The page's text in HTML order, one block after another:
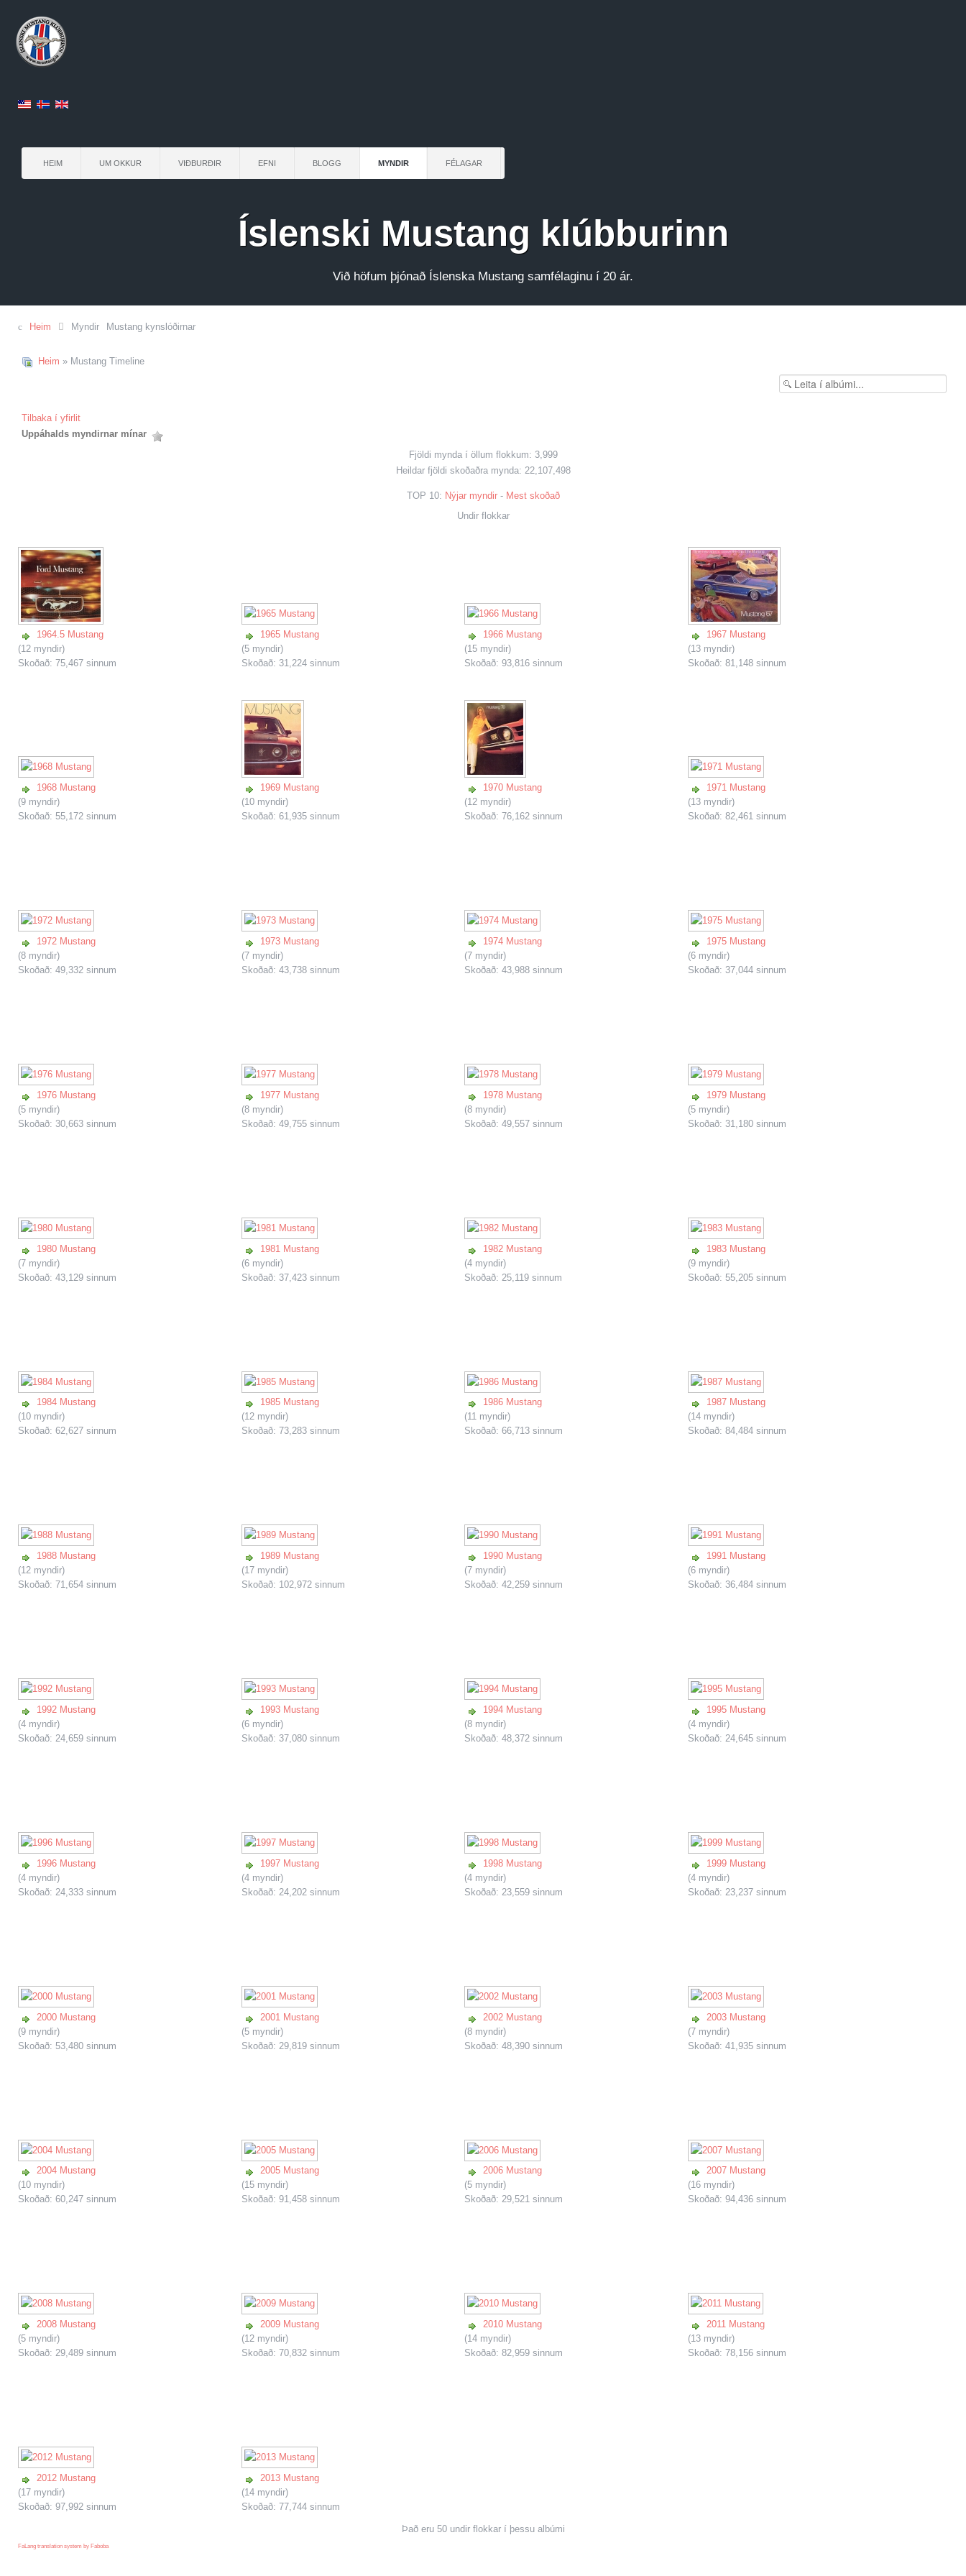
HEIM UM OKKUR VIÐBURÐIR EFNI BLOGG MYNDIR FÉLAGAR
Íslenski Mustang klúbburinn
Við höfum þjónað Íslenska Mustang samfélaginu í 20 ár.
Heim Myndir Mustang kynslóðirnar
Heim » Mustang Timeline
Tilbaka í yfirlit
Uppáhalds myndirnar mínar
Fjöldi mynda í öllum flokkum: 3,999
Heildar fjöldi skoðaðra mynda: 22,107,498
TOP 10: Nýjar myndir- Mest skoðað
Undir flokkar
1964.5 Mustang
(12 myndir)
Skoðað: 75,467 sinnum
1965 Mustang
(5 myndir)
Skoðað: 31,224 sinnum
1966 Mustang
(15 myndir)
Skoðað: 93,816 sinnum
1967 Mustang
(13 myndir)
Skoðað: 81,148 sinnum
1968 Mustang
(9 myndir)
Skoðað: 55,172 sinnum
1969 Mustang
(10 myndir)
Skoðað: 61,935 sinnum
1970 Mustang
(12 myndir)
Skoðað: 76,162 sinnum
1971 Mustang
(13 myndir)
Skoðað: 82,461 sinnum
1972 Mustang
(8 myndir)
Skoðað: 49,332 sinnum
1973 Mustang
(7 myndir)
Skoðað: 43,738 sinnum
1974 Mustang
(7 myndir)
Skoðað: 43,988 sinnum
1975 Mustang
(6 myndir)
Skoðað: 37,044 sinnum
1976 Mustang
(5 myndir)
Skoðað: 30,663 sinnum
1977 Mustang
(8 myndir)
Skoðað: 49,755 sinnum
1978 Mustang
(8 myndir)
Skoðað: 49,557 sinnum
1979 Mustang
(5 myndir)
Skoðað: 31,180 sinnum
1980 Mustang
(7 myndir)
Skoðað: 43,129 sinnum
1981 Mustang
(6 myndir)
Skoðað: 37,423 sinnum
1982 Mustang
(4 myndir)
Skoðað: 25,119 sinnum
1983 Mustang
(9 myndir)
Skoðað: 55,205 sinnum
1984 Mustang
(10 myndir)
Skoðað: 62,627 sinnum
1985 Mustang
(12 myndir)
Skoðað: 73,283 sinnum
1986 Mustang
(11 myndir)
Skoðað: 66,713 sinnum
1987 Mustang
(14 myndir)
Skoðað: 84,484 sinnum
1988 Mustang
(12 myndir)
Skoðað: 71,654 sinnum
1989 Mustang
(17 myndir)
Skoðað: 102,972 sinnum
1990 Mustang
(7 myndir)
Skoðað: 42,259 sinnum
1991 Mustang
(6 myndir)
Skoðað: 36,484 sinnum
1992 Mustang
(4 myndir)
Skoðað: 24,659 sinnum
1993 Mustang
(6 myndir)
Skoðað: 37,080 sinnum
1994 Mustang
(8 myndir)
Skoðað: 48,372 sinnum
1995 Mustang
(4 myndir)
Skoðað: 24,645 sinnum
1996 Mustang
(4 myndir)
Skoðað: 24,333 sinnum
1997 Mustang
(4 myndir)
Skoðað: 24,202 sinnum
1998 Mustang
(4 myndir)
Skoðað: 23,559 sinnum
1999 Mustang
(4 myndir)
Skoðað: 23,237 sinnum
2000 Mustang
(9 myndir)
Skoðað: 53,480 sinnum
2001 Mustang
(5 myndir)
Skoðað: 29,819 sinnum
2002 Mustang
(8 myndir)
Skoðað: 48,390 sinnum
2003 Mustang
(7 myndir)
Skoðað: 41,935 sinnum
2004 Mustang
(10 myndir)
Skoðað: 60,247 sinnum
2005 Mustang
(15 myndir)
Skoðað: 91,458 sinnum
2006 Mustang
(5 myndir)
Skoðað: 29,521 sinnum
2007 Mustang
(16 myndir)
Skoðað: 94,436 sinnum
2008 Mustang
(5 myndir)
Skoðað: 29,489 sinnum
2009 Mustang
(12 myndir)
Skoðað: 70,832 sinnum
2010 Mustang
(14 myndir)
Skoðað: 82,959 sinnum
2011 Mustang
(13 myndir)
Skoðað: 78,156 sinnum
2012 Mustang
(17 myndir)
Skoðað: 97,992 sinnum
2013 Mustang
(14 myndir)
Skoðað: 77,744 sinnum
Það eru 50 undir flokkar í þessu albúmi
FaLang translation system by Faboba